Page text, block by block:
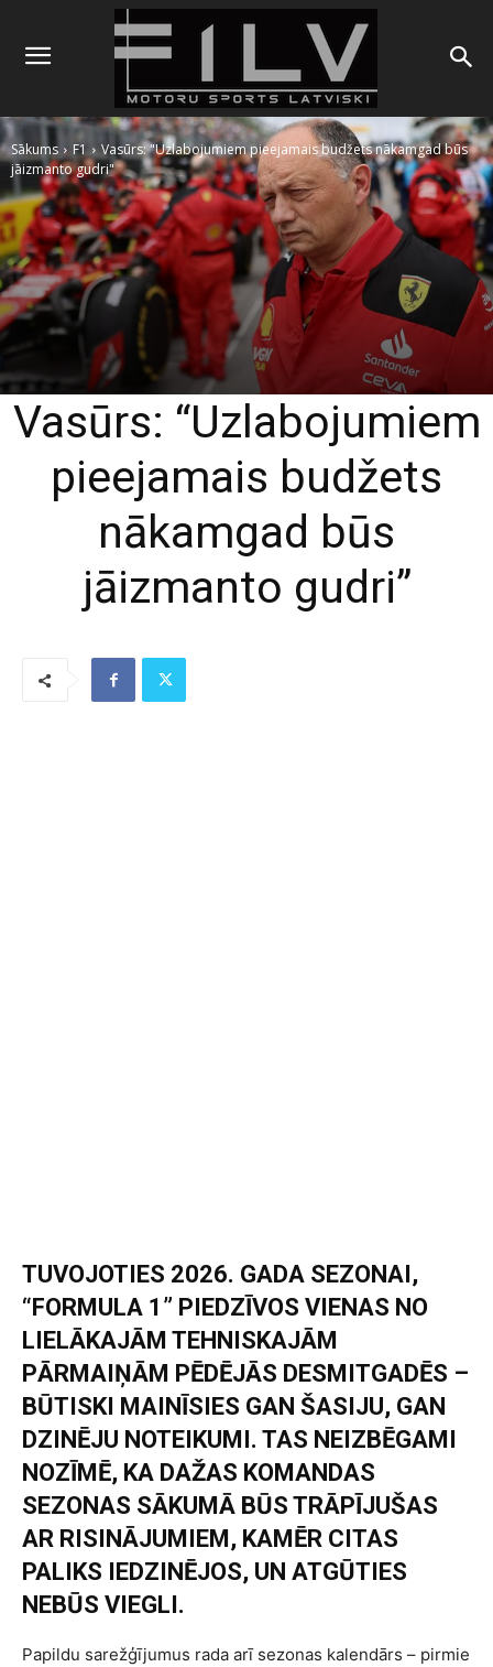
Sākums F1
Vasūrs: "Uzlabojumiem pieejamais budžets nākamgad būs
jāizmanto gudri"
Vasūrs: “Uzlabojumiem
pieejamais budžets
nākamgad būs
jāizmanto gudri”
TUVOJOTIES 2026. GADA SEZONAI,
“FORMULA 1” PIEDZĪVOS VIENAS NO
LIELĀKAJĀM TEHNISKAJĀM
PĀRMAIŅĀM PĒDĒJĀS DESMITGADĒS –
BŪTISKI MAINĪSIES GAN ŠASIJU, GAN
DZINĒJU NOTEIKUMI. TAS NEIZBĒGAMI
NOZĪMĒ, KA DAŽAS KOMANDAS
SEZONAS SĀKUMĀ BŪS TRĀPĪJUŠAS
AR RISINĀJUMIEM, KAMĒR CITAS
PALIKS IEDZINĒJOS, UN ATGŪTIES
NEBŪS VIEGLI.
Papildu sarežģījumus rada arī sezonas kalendārs – pirmie